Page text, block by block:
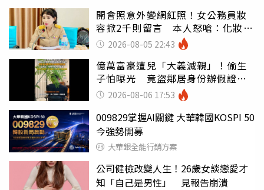
開會照意外變網紅照！女公務員妝
容掀2千則留言 本人怒嗆：化妝有
錯嗎2026-08-05 22:43
億萬富豪遭兒「大義滅親」！偷生
子怕曝光 竟盜鄰居身份辦假證落
戶 2026-08-06 17:53
009829掌握AI關鍵 大華韓國KOSPI 50
今強勢開募
大華銀全能行銷方案
公司健檢改變人生！26歲女談戀愛才
知「自己是男性」 見報告崩潰